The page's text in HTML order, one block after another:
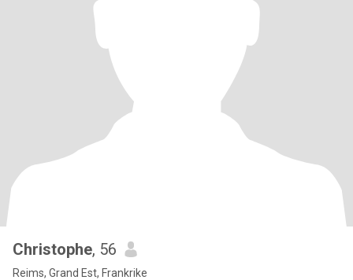
Christophe, 56
Reims, Grand Est, Frankrike